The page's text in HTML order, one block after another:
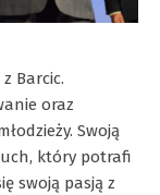
Barcic.
oraz
Swoją
który potrafi
swoją pasją z